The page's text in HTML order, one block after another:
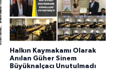
Halkın Kaymakamı Olarak
Anılan Güher Sinem
Büyüknalçacı Unutulmadı